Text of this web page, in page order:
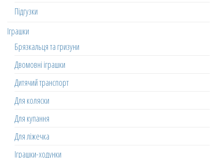
Підгузки
Іграшки
Брязкальця та гризуни
Двомовні іграшки
Дитячий транспорт
Для коляски
Для купання
Для ліжечка
Іграшки-ходунки